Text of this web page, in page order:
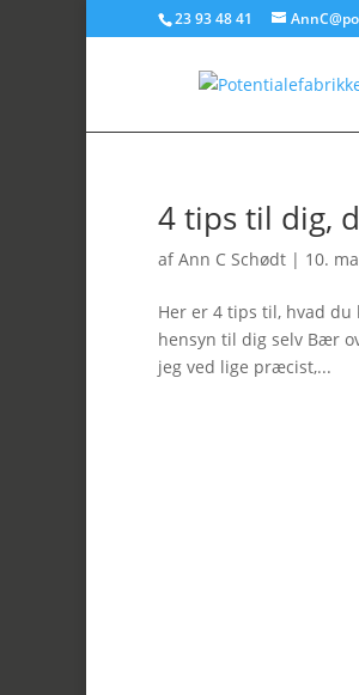
23 93 48 41
4 tips til dig,
afAnn C Schødt | 10.
Her er 4 tips til, hvad
hensyn til dig selv Bær
jeg ved lige præcist,...